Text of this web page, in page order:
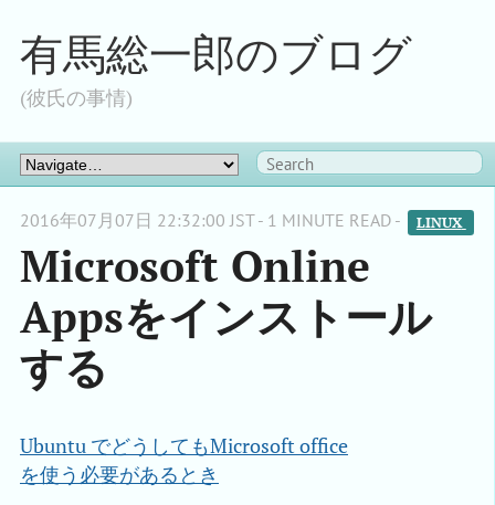
有馬総一郎のブログ
(彼氏の事情)
2016年07月07日 22:32:00 JST - 1 MINUTE READ - LINUX
Microsoft Online
Appsをインストール
する
Ubuntu でどうしてもMicrosoft office
を使う必要があるとき